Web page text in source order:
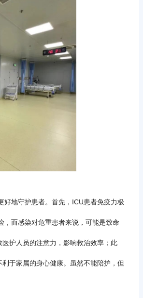
好地守护患者。首先，ICU患者免疫力极
，而感染对危重患者来说，可能是致命
护人员的注意力，影响救治效率；此
于家属的身心健康。虽然不能陪护，但